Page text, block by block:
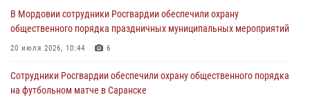
подозреваемого в причинении телесных повреждений супруге
05 августа 2026, 12:34
проведения масштабного праздника в Темникове
05 августа 2026, 09:04 4
В Мордовии сотрудники Росгвардии обеспечили охрану
общественного порядка праздничных муниципальных мероприятий
20 июля 2026, 10:44 6
Сотрудники Росгвардии обеспечили охрану общественного порядка
на футбольном матче в Саранске